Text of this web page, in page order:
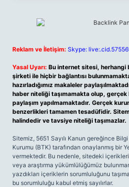
Reklam ve İletişim: Skype:
Yasal Uyarı: Bu internet sitesi, herhangi
şirketi ile hiçbir bağlantısı
hazırladığımız makaleler
haber niteliği taşımamakta olup, gerçek
paylaşım yapılmamaktadır. Gerçek
benzerlikleri tamamen tesadüfidir.
halindedir ve tavsiye niteliği taşımazlar.
Sitemiz, 5651 Sayılı Kanun gereğince
Kurumu (BTK) tarafından onaylanmış bir
vermektedir. Bu nedenle, sitedeki
veya araştırma yükümlülüğümüz
yazdıkları içeriklerin sorumluluğunu
bu sorumluluğu kabul etmiş sayılırlar.